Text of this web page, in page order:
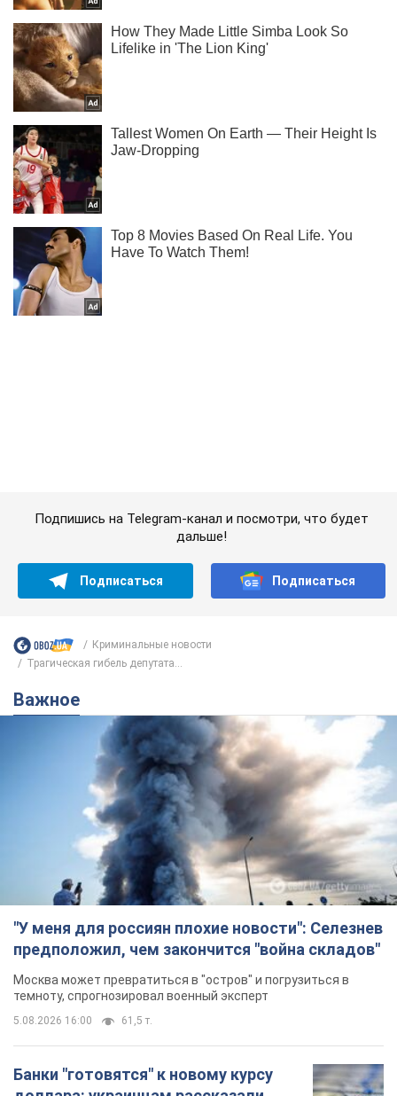
Важное
"У меня для россиян плохие новости": Селезнев
предположил, чем закончится "война складов"
Москва может превратиться в "остров" и погрузиться в
темноту, спрогнозировал военный эксперт
61,5 т.
Банки "готовятся" к новому курсу
доллара: украинцам рассказали,
чего ожидать
5.08.2026 23:12 122,1 т.
"Джипинг разрушает экосистемы,
которые формировались сотни
лет": в Greenpeace забили тревогу